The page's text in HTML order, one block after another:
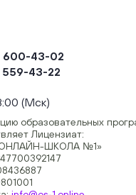
600-43-02
559-43-22
(Мск)
образовательных
Лицензиат:
ШКОЛА №1»